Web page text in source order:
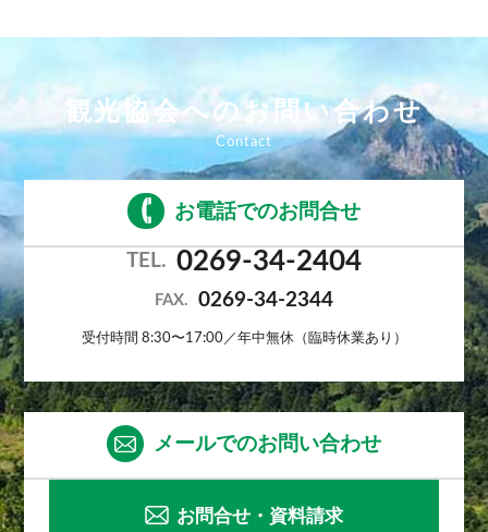
観光協会へのお問い合わせ
お電話でのお問合せ
TEL. 0269-34-2404
FAX. 0269-34-2344
受付時間 8:30〜17:00／年中無休（臨時休業あり）
メールでのお問い合わせ
お問合せ・資料請求